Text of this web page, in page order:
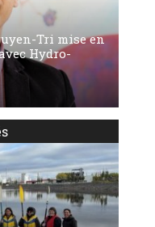
Tri mise en
Hydro-